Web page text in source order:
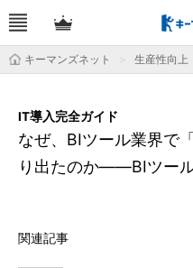
キーマンズネット 生産性向上
なぜ、BIツール業界で
り出たのか――BIツー
IT導入完全ガイド
関連記事